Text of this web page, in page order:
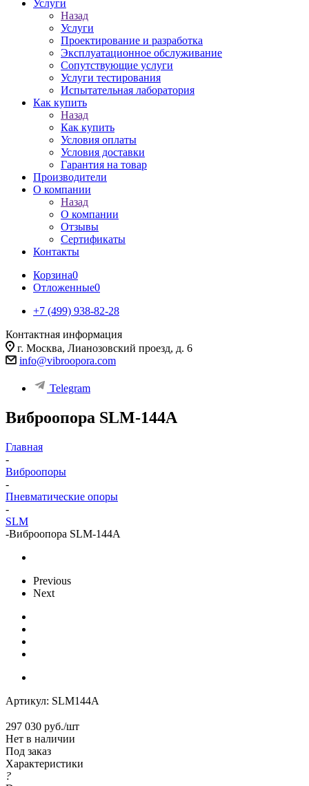
Услуги
Назад
Услуги
Проектирование и разработка
Эксплуатационное обслуживание
Сопутствующие услуги
Услуги тестирования
Испытательная лаборатория
Как купить
Назад
Как купить
Условия оплаты
Условия доставки
Гарантия на товар
Производители
О компании
Назад
О компании
Отзывы
Сертификаты
Контакты
Корзина0
Отложенные0
+7 (499) 938-82-28
Контактная информация
г. Москва, Лианозовский проезд, д. 6
info@vibroopora.com
Telegram
Виброопора SLM-144A
Главная
-
Виброопоры
-
Пневматические опоры
-
SLM
-Виброопора SLM-144A
Previous
Next
Артикул: SLM144A
297 030 руб./шт
Нет в наличии
Под заказ
Характеристики
?